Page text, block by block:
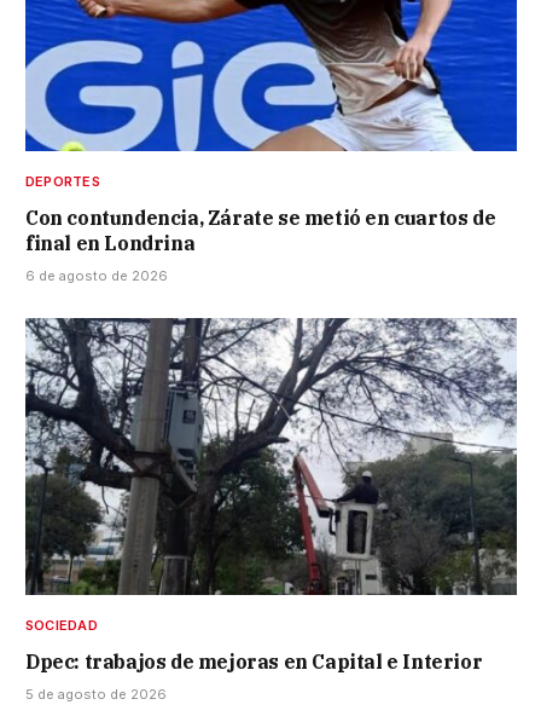
DEPORTES
Con contundencia, Zárate se metió en cuartos de
final en Londrina
6 de agosto de 2026
SOCIEDAD
Dpec: trabajos de mejoras en Capital e Interior
5 de agosto de 2026